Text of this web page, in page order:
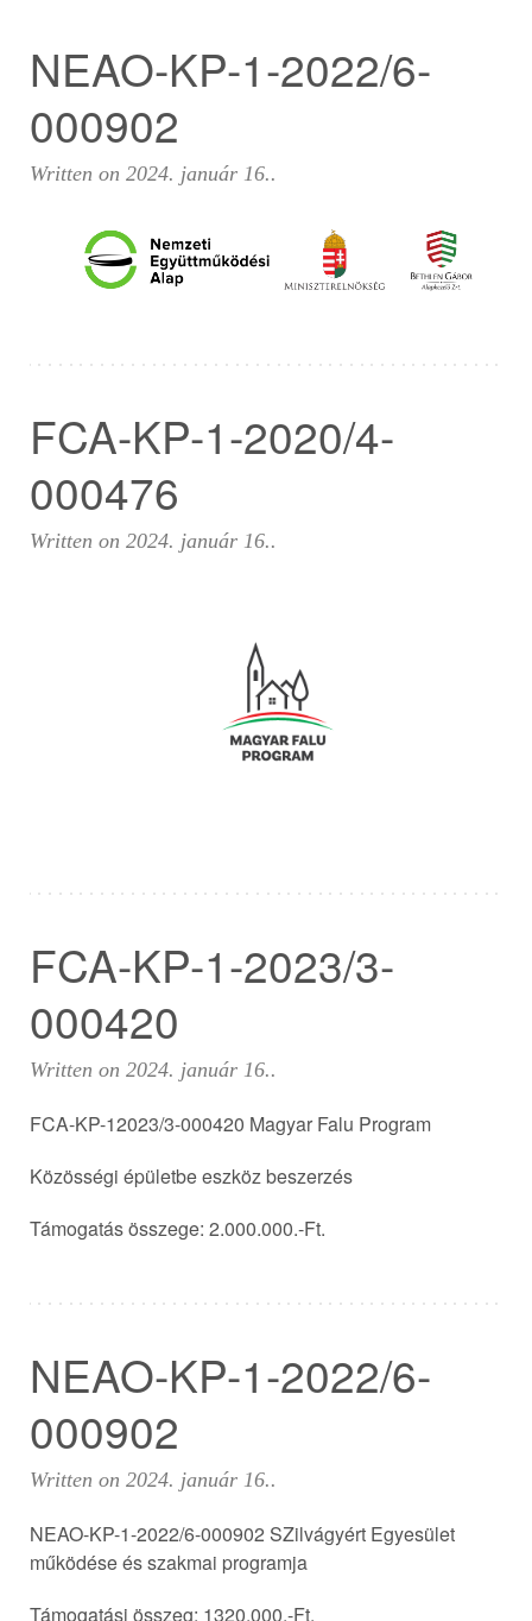
NEAO-KP-1-2022/6-
000902
Written on 2024. január 16..
FCA-KP-1-2020/4-
000476
Written on 2024. január 16..
FCA-KP-1-2023/3-
000420
Written on 2024. január 16..
FCA-KP-12023/3-000420 Magyar Falu Program
Közösségi épületbe eszköz beszerzés
Támogatás összege: 2.000.000.-Ft.
NEAO-KP-1-2022/6-
000902
Written on 2024. január 16..
NEAO-KP-1-2022/6-000902 SZilvágyért Egyesület
működése és szakmai programja
Támogatási összeg: 1320.000.-Ft.